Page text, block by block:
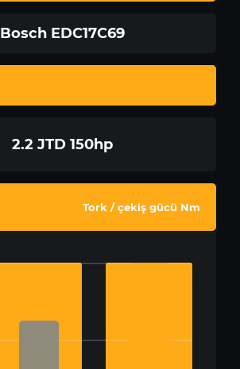
Bosch EDC17C69
2.2 JTD 150hp
Tork / çekiş gücü Nm